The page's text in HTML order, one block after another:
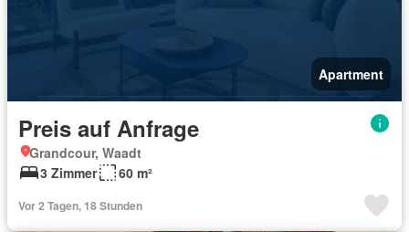
Apartment
Preis auf Anfrage
Grandcour, Waadt
3 Zimmer
60 m²
Vor 2 Tagen, 18 Stunden